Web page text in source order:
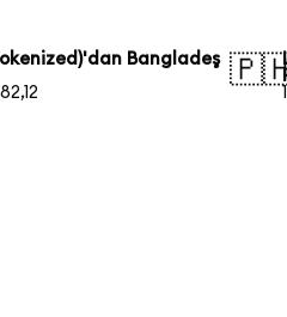
Bangladeş